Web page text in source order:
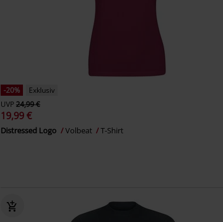
-20%
Exklusiv
UVP24,99 €
19,99 €
Distressed Logo Volbeat T-Shirt